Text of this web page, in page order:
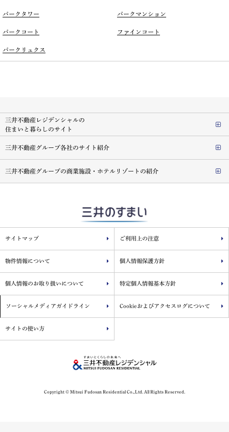
パークタワー パークマンション
パークコート ファインコート
パークリュクス
三井不動産レジデンシャルの
住まいと暮らしのサイト
三井不動産グループ各社のサイト紹介
三井不動産グループの商業施設・ホテルリゾートの紹介
サイトマップ ご利用上の注意
物件情報について 個人情報保護方針
個人情報のお取り扱いについて 特定個人情報基本方針
ソーシャルメディアガイドライン Cookieおよびアクセスログについて
サイトの使い方
Copyright © Mitsui Fudosan Residential Co.,Ltd. All Rights Reserved.